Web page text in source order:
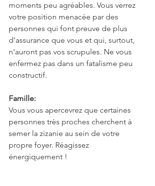
moments peu agréables. Vous verrez
votre position menacée par des
personnes qui font preuve de plus
d’assurance que vous et qui, surtout,
n’auront pas vos scrupules. Ne vous
enfermez pas dans un fatalisme peu
constructif.
Famille:
Vous vous apercevrez que certaines
personnes très proches cherchent à
semer la zizanie au sein de votre
propre foyer. Réagissez
énergiquement !